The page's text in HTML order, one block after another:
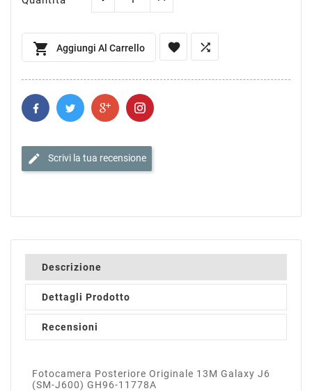
 Aggiungi Al Carrello  
edit Scrivi la tua recensione
Descrizione
Dettagli Prodotto
Recensioni
Fotocamera Posteriore Originale 13M Galaxy J6
(SM-J600) GH96-11778A